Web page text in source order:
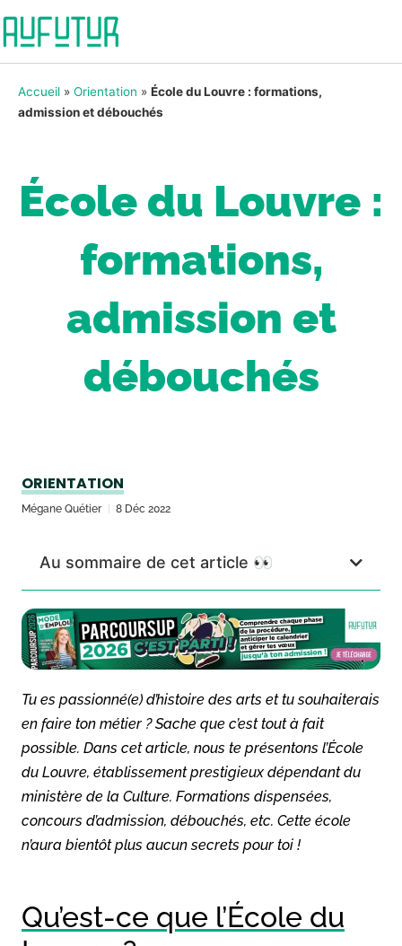
Accueil » Orientation » École du Louvre : formations,
admission et débouchés
École du Louvre :
formations,
admission et
débouchés
ORIENTATION
Mégane Quétier 8 Déc 2022
Au sommaire de cet article 👀
Tu es passionné(e) d’histoire des arts et tu souhaiterais
en faire ton métier ? Sache que c’est tout à fait
possible. Dans cet article, nous te présentons l’École
du Louvre, établissement prestigieux dépendant du
ministère de la Culture. Formations dispensées,
concours d’admission, débouchés, etc. Cette école
n’aura bientôt plus aucun secrets pour toi !
Qu’est-ce que l’École du